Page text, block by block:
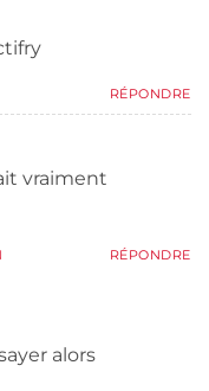
RÉPONDRE
vraiment
RÉPONDRE
alors